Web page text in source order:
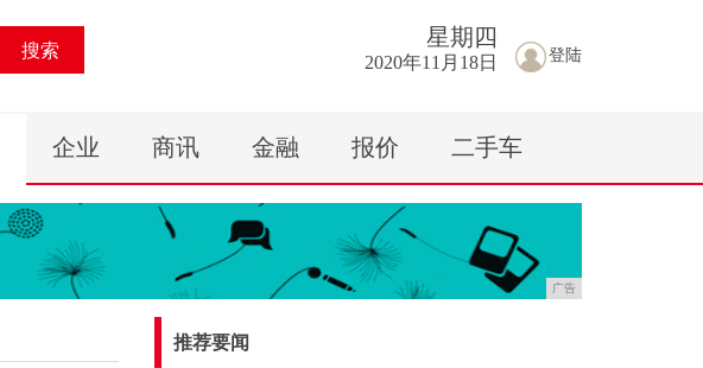
搜索 登陆
星期 四
2020年11月18日
企业 商讯 金融 报价 二手车
广告
推荐要闻